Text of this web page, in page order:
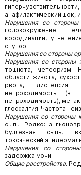
анафилактический шок,
Нарушения со стороны
головокружение.
координации,
ступор.
Нарушения со стороны
Нарушения со стороны
тошнота, метеоризм.
области живота,
рвота, диспепсия.
непроходимость (в
непроходимость),
глоссалгия. Частота
Нарушения со стороны
сыпь. Редко:
буллезная сыпь,
токсический
Нарушения со
задержка мочи.
Общие расстройства.